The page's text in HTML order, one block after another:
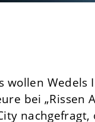
wollen Wedels
bei „Rissen
nachgefragt,